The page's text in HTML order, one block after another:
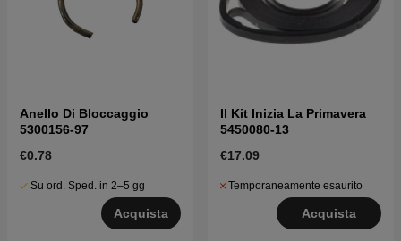
Anello Di Bloccaggio
5300156-97
€0.78
Su ord. Sped. in 2–5 gg
Acquista
Il Kit Inizia La Primavera
5450080-13
€17.09
Temporaneamente esaurito
Acquista